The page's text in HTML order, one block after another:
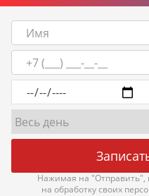
Нажимая на "Отправить",
на обработку своих